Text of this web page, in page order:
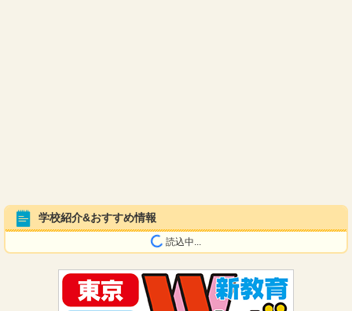
学校紹介&おすすめ情報
読込中...